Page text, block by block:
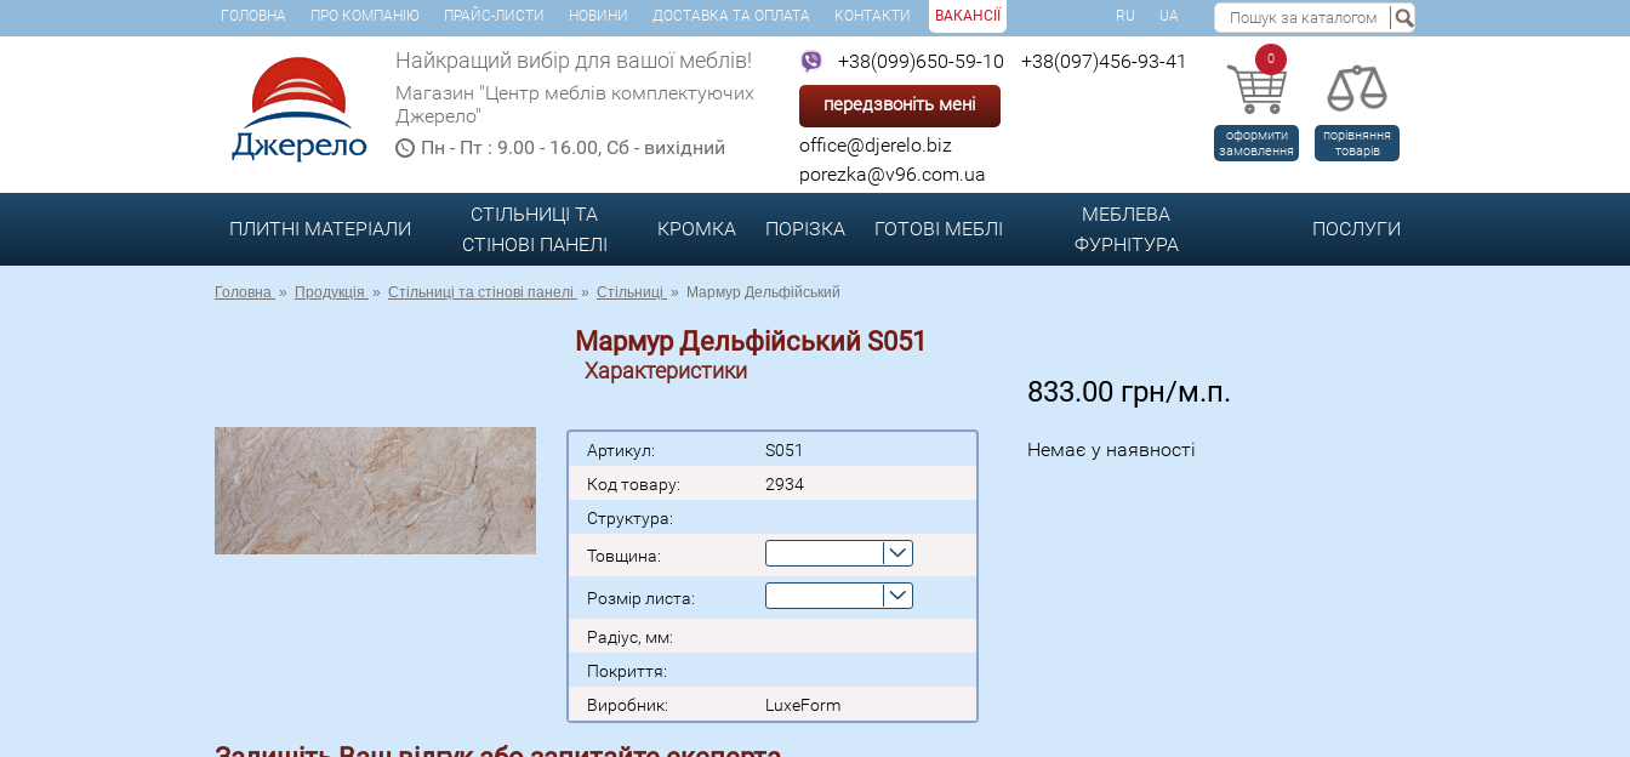
ГОЛОВНА ПРО КОМПАНІЮ ПРАЙС-ЛИСТИ НОВИНИ ДОСТАВКА ТА ОПЛАТА КОНТАКТИ ВАКАНСІЇ RU UA
Найкращий вибір для вашої меблів!
Магазин "Центр меблів комплектуючих
Джерело"
Пн - Пт : 9.00 - 16.00, Сб - вихідний
+38(099)650-59-10 +38(097)456-93-41
передзвоніть мені
office@djerelo.biz
porezka@v96.com.ua
0
оформити
замовлення
порівняння
товарів
ПЛИТНІ МАТЕРІАЛИ
СТІЛЬНИЦІ ТА
СТІНОВІ ПАНЕЛІ
КРОМКА ПОРІЗКА ГОТОВІ МЕБЛІ
МЕБЛЕВА
ФУРНІТУРА
ПОСЛУГИ
Головна » Продукція » Стільниці та стінові панелі » Стільниці » Мармур Дельфійський
Мармур Дельфійський S051
Характеристики
Артикул:
S051
Код товару:
2934
Структура:
Товщина:
Розмір листа:
Радіус, мм:
Покриття:
Виробник:
LuxeForm
833.00 грн/м.п.
Немає у наявності